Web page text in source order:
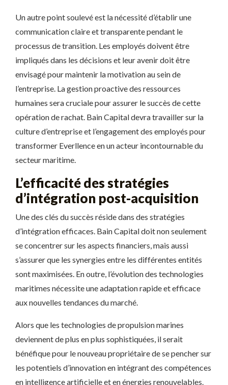
Un autre point soulevé est la nécessité d’établir une
communication claire et transparente pendant le
processus de transition. Les employés doivent être
impliqués dans les décisions et leur avenir doit être
envisagé pour maintenir la motivation au sein de
l’entreprise. La gestion proactive des ressources
humaines sera cruciale pour assurer le succès de cette
opération de rachat. Bain Capital devra travailler sur la
culture d’entreprise et l’engagement des employés pour
transformer Everllence en un acteur incontournable du
secteur maritime.
L’efficacité des stratégies
d’intégration post-acquisition
Une des clés du succès réside dans des stratégies
d’intégration efficaces. Bain Capital doit non seulement
se concentrer sur les aspects financiers, mais aussi
s’assurer que les synergies entre les différentes entités
sont maximisées. En outre, l’évolution des technologies
maritimes nécessite une adaptation rapide et efficace
aux nouvelles tendances du marché.
Alors que les technologies de propulsion marines
deviennent de plus en plus sophistiquées, il serait
bénéfique pour le nouveau propriétaire de se pencher sur
les potentiels d’innovation en intégrant des compétences
en intelligence artificielle et en énergies renouvelables.